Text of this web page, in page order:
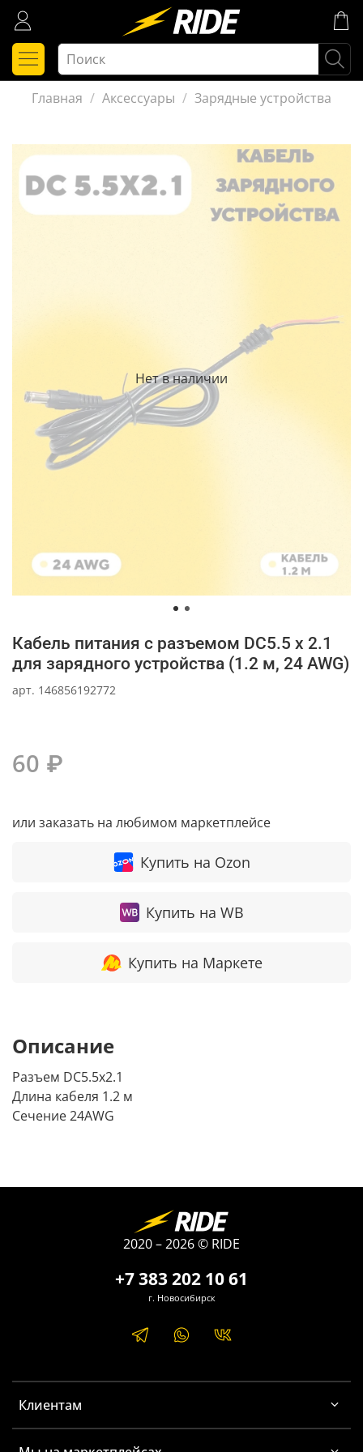
Главная Аксессуары Зарядные устройства
Нет в наличии
арт. 146856192772
Кабель питания с разъемом DC5.5 x 2.1
для зарядного устройства (1.2 м, 24 AWG)
60 ₽
или заказать на любимом маркетплейсе
Купить на Ozon
Купить на WB
Купить на Маркете
Описание
Разъем DC5.5x2.1
Длина кабеля 1.2 м
Сечение 24AWG
Клиентам
+7 383 202 10 61
г. Новосибирск
2020 – 2026 © RIDE